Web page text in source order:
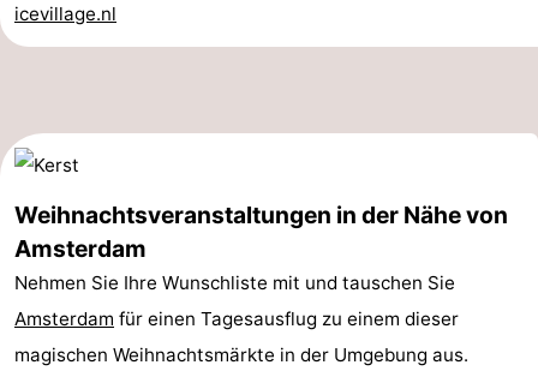
-
Südholland
Praktisch
Reisebuchshop
Verkehr
Route
icevillage.nl
Weihnachtsveranstaltungen in der Nähe von
Amsterdam
Nehmen Sie Ihre Wunschliste mit und tauschen Sie
Amsterdam für einen Tagesausflug zu einem dieser
magischen Weihnachtsmärkte in der Umgebung aus.